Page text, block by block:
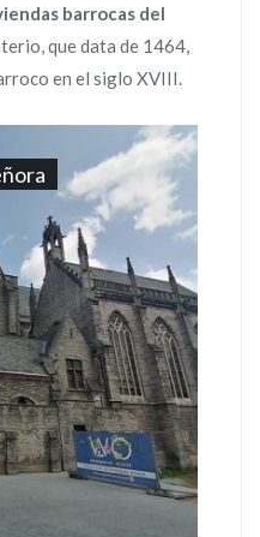
barrocas del
que data de 1464,
en el siglo XVIII.